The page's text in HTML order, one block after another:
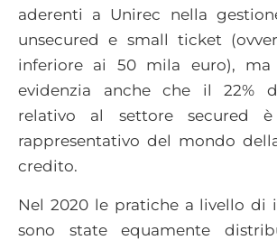
aderenti a Unirec nella
unsecured e small ticket
inferiore ai 50 mila euro),
evidenzia anche che il 22%
relativo al settore secured
rappresentativo del mondo
credito.
Nel 2020 le pratiche a livello di
sono state equamente